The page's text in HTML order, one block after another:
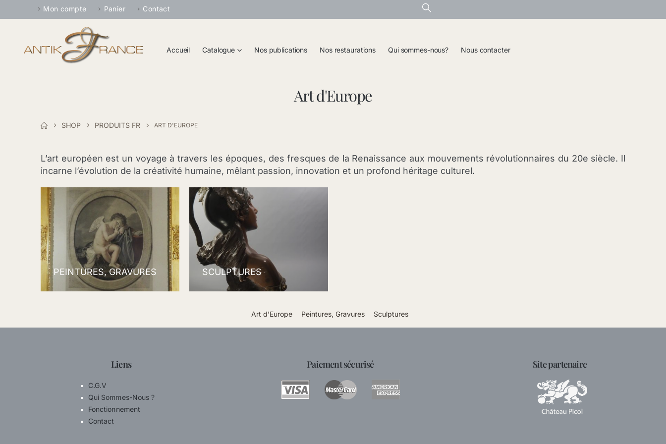
Mon compte Panier Contact
Accueil Catalogue Nos publications Nos restaurations Qui sommes-nous? Nous contacter
Art d'Europe
SHOP PRODUITS FR ART D'EUROPE
L’art européen est un voyage à travers les époques, des fresques de la Renaissance aux mouvements révolutionnaires du 20e siècle. Il
incarne l’évolution de la créativité humaine, mêlant passion, innovation et un profond héritage culturel.
PEINTURES, GRAVURES SCULPTURES
Art d’Europe Peintures, Gravures Sculptures
Liens
C.G.V
Qui Sommes-Nous ?
Fonctionnement
Contact
Paiement sécurisé Site partenaire